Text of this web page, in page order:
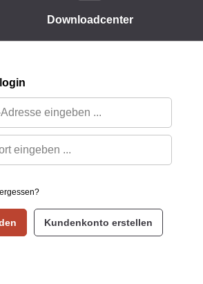
Downloadcenter
Kundenkonto erstellen